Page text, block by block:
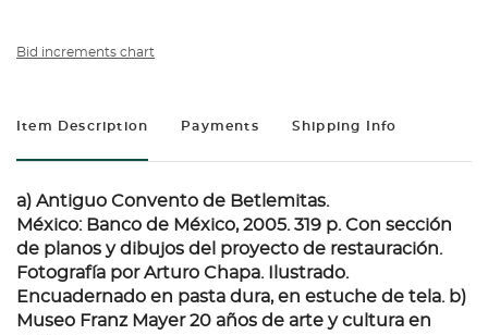
Bid increments chart
Item Description Payments Shipping Info
a) Antiguo Convento de Betlemitas.
México: Banco de México, 2005. 319 p. Con sección
de planos y dibujos del proyecto de restauración.
Fotografía por Arturo Chapa. Ilustrado.
Encuadernado en pasta dura, en estuche de tela. b)
Museo Franz Mayer 20 años de arte y cultura en